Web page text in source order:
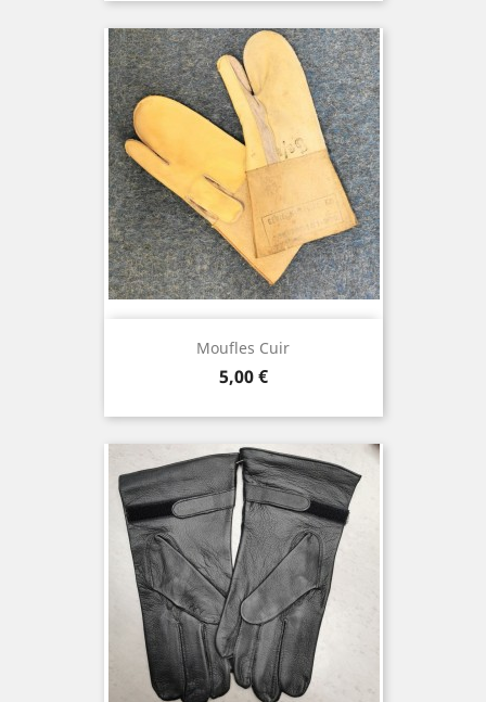
Moufles Cuir
Prix
5,00 €